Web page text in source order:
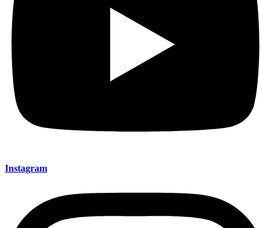
Instagram